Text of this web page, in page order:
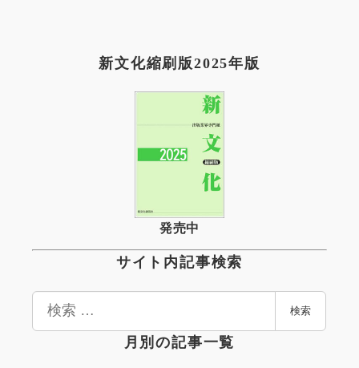
新文化縮刷版2025年版
発売中
サイト内記事検索
検
検索
月別の記事一覧